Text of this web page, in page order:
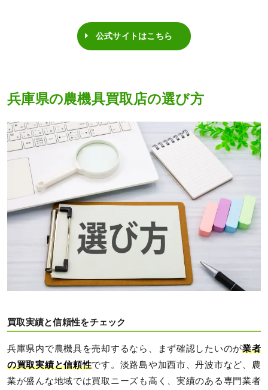
公式サイトはこちら
兵庫県の農機具買取店の選び方
買取実績と信頼性をチェック
兵庫県内で農機具を売却するなら、まず確認したいのが業者
の買取実績と信頼性です。淡路島や加西市、丹波市など、農
業が盛んな地域では買取ニーズも高く、実績のある専門業者